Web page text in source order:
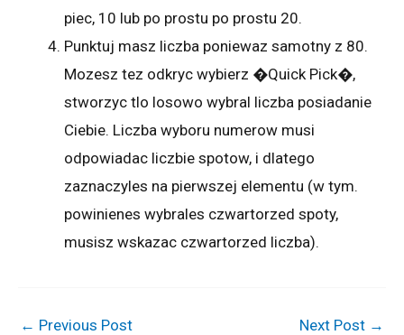
piec, 10 lub po prostu po prostu 20.
Punktuj masz liczba poniewaz samotny z 80.
Mozesz tez odkryc wybierz �Quick Pick�,
stworzyc tlo losowo wybral liczba posiadanie
Ciebie. Liczba wyboru numerow musi
odpowiadac liczbie spotow, i dlatego
zaznaczyles na pierwszej elementu (w tym.
powinienes wybrales czwartorzed spoty,
musisz wskazac czwartorzed liczba).
← Previous Post Next Post →